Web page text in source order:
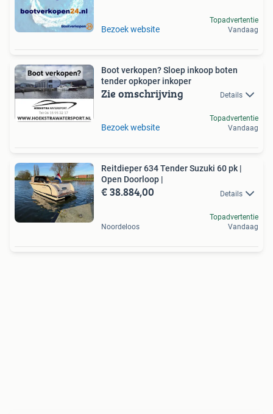
Bezoek website
Topadvertentie
Vandaag
Boot verkopen? Sloep inkoop boten
tender opkoper inkoper
Zie omschrijving Details
Bezoek website
Topadvertentie
Vandaag
Reitdieper 634 Tender Suzuki 60 pk |
Open Doorloop |
€ 38.884,00 Details
Noordeloos
Topadvertentie
Vandaag